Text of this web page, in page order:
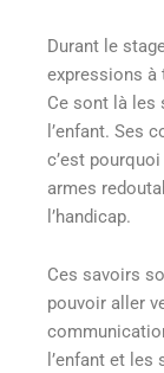
Durant le
expressions à
Ce sont là les
l’enfant. Ses
c’est
armes
l’handicap.
Ces savoirs
pouvoir aller
l’enfant et